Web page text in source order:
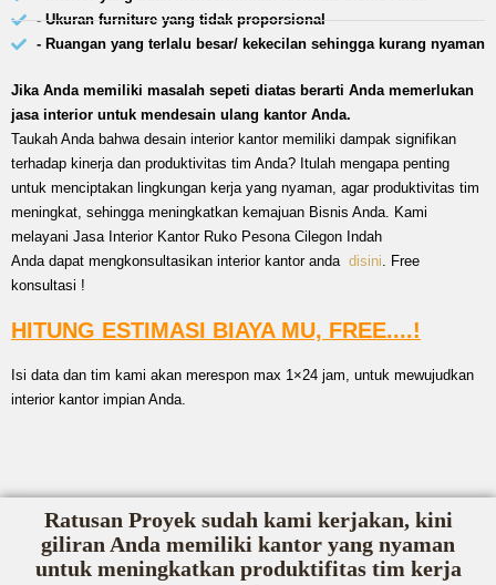
- Ukuran furniture yang tidak proporsional
- Ruangan yang terlalu besar/ kekecilan sehingga kurang nyaman
Jika Anda memiliki masalah sepeti diatas berarti Anda memerlukan
jasa interior untuk mendesain ulang kantor Anda.
Taukah Anda bahwa desain interior kantor memiliki dampak signifikan
terhadap kinerja dan produktivitas tim Anda? Itulah mengapa penting
untuk menciptakan lingkungan kerja yang nyaman, agar produktivitas tim
meningkat, sehingga meningkatkan kemajuan Bisnis Anda. Kami
melayani Jasa Interior Kantor Ruko Pesona Cilegon Indah
Anda dapat mengkonsultasikan interior kantor anda disini. Free
konsultasi !
HITUNG ESTIMASI BIAYA MU, FREE....!
Isi data dan tim kami akan merespon max 1×24 jam, untuk mewujudkan
interior kantor impian Anda.
Ratusan Proyek sudah kami kerjakan, kini
giliran Anda memiliki kantor yang nyaman
untuk meningkatkan produktifitas tim kerja